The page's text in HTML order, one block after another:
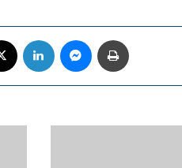
LinkedIn Messenger